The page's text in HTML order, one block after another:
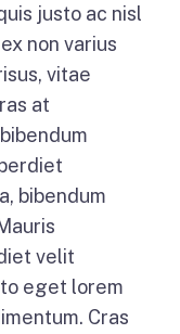
justo ac nisl
non varius
vitae
at
bibendum
velit
eget lorem
Cras